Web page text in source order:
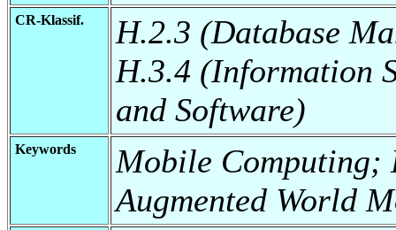
CR-Klassif.
H.2.3 (Database
H.3.4 (Information
and Software)
Keywords
Mobile Computing;
Augmented World